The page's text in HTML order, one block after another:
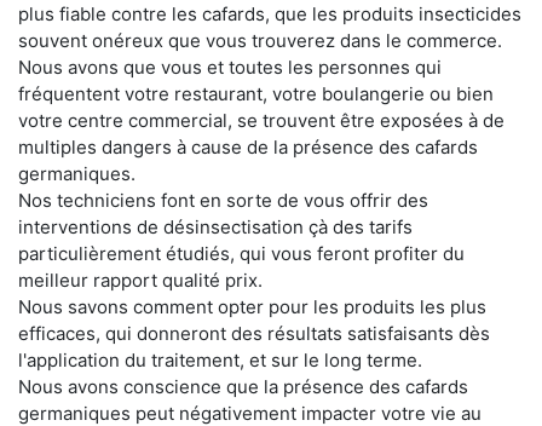
plus fiable contre les cafards, que les produits insecticides
souvent onéreux que vous trouverez dans le commerce.
Nous avons que vous et toutes les personnes qui
fréquentent votre restaurant, votre boulangerie ou bien
votre centre commercial, se trouvent être exposées à de
multiples dangers à cause de la présence des cafards
germaniques.
Nos techniciens font en sorte de vous offrir des
interventions de désinsectisation çà des tarifs
particulièrement étudiés, qui vous feront profiter du
meilleur rapport qualité prix.
Nous savons comment opter pour les produits les plus
efficaces, qui donneront des résultats satisfaisants dès
l'application du traitement, et sur le long terme.
Nous avons conscience que la présence des cafards
germaniques peut négativement impacter votre vie au